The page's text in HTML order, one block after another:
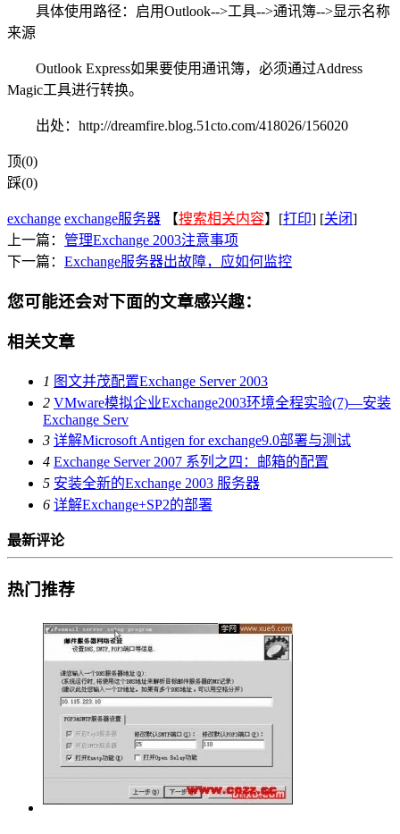
具体使用路径：启用Outlook-->工具-->通讯簿-->显示名称
来源
Outlook Express如果要使用通讯簿，必须通过Address
Magic工具进行转换。
出处：http://dreamfire.blog.51cto.com/418026/156020
顶(0)
踩(0)
exchange exchange服务器 【搜索相关内容】[打印] [关闭]
上一篇： 管理Exchange 2003注意事项
下一篇： Exchange服务器出故障，应如何监控
您可能还会对下面的文章感兴趣：
相关文章
1 图文并茂配置Exchange Server 2003
2 VMware模拟企业Exchange2003环境全程实验(7)—安装
Exchange Serv
3 详解Microsoft Antigen for exchange9.0部署与测试
4 Exchange Server 2007 系列之四：邮箱的配置
5 安装全新的Exchange 2003 服务器
6 详解Exchange+SP2的部署
最新评论
热门推荐